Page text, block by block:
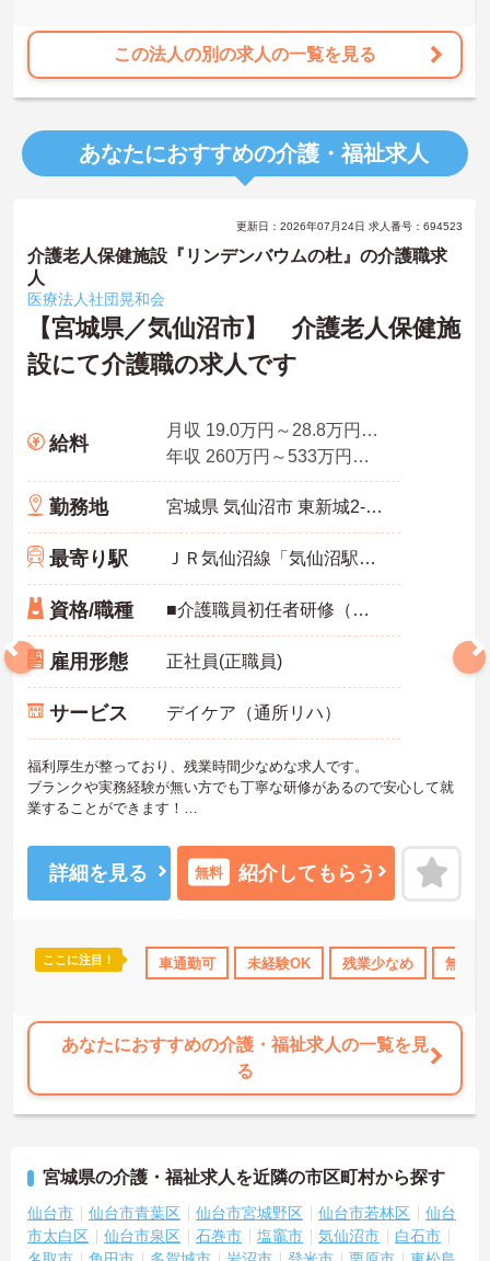
この法人の別の求人の一覧を見る
あなたにおすすめの介護・福祉求人
格OK 年間休日110日以上 資格取得サポート 産休･育休･介護
更新日：2026年07月24日 求人番号：694523
介護老人保健施設『リンデンバウムの杜』の介護職求
人
医療法人社団晃和会
【宮城県／気仙沼市】 介護老人保健施
設にて介護職の求人です
給料
月収 19.0万円～28.8万円※夜勤手当4回分込み
年収 260万円～533万円※賞与2.7ヶ月分の場合
勤務地 宮城県 気仙沼市 東新城2-9-1
最寄り駅 ＪＲ気仙沼線「気仙沼駅」バス・車5分
資格/職種 ■介護職員初任者研修（ヘルパー2級）、介護福祉士実務者研修（ヘルパー1級）、介護福祉士のいずれかがあれば尚可 ■普通自動車運転免許（AT車限定可） ※未経験相談可
雇用形態 正社員(正職員)
サービス デイケア（通所リハ）
福利厚生が整っており、残業時間少なめな求人です。
ブランクや実務経験が無い方でも丁寧な研修があるので安心して就
業することができます！
ご興味ある方には、面接対策ポイントなど、さらに詳細をお話しい
たしますのでお気軽にご相談ください！
詳細を見る 無料 紹介してもらう
ここに注目！ 車通勤可 未経験OK 残業少なめ 無資
あなたにおすすめの介護・福祉求人の一覧を見
る
宮城県の介護・福祉求人を近隣の市区町村から探す
仙台市 仙台市青葉区 仙台市宮城野区 仙台市若林区
仙台
市太白区
仙台市泉区 石巻市 塩竈市 気仙沼市
白石市